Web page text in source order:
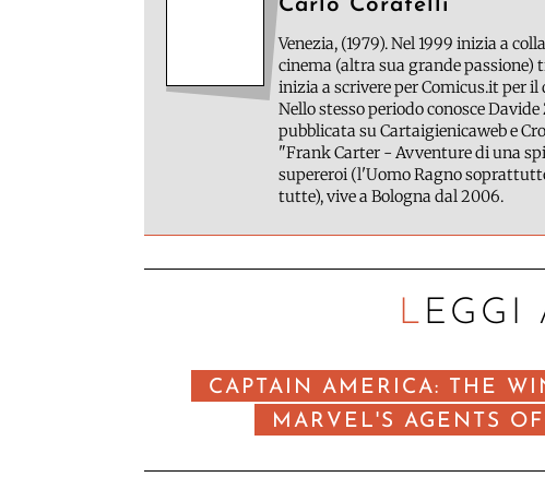
Venezia, (1979). Nel 1999 inizia a
cinema (altra sua grande passione)
inizia a scrivere per Comicus.it per
Nello stesso periodo conosce
pubblicata su Cartaigienicaweb e
"Frank Carter - Avventure di una
supereroi (l'Uomo Ragno
tutte), vive a Bologna dal 2006.
CAPTAIN AMERICA: THE
MARVEL'S AGENTS